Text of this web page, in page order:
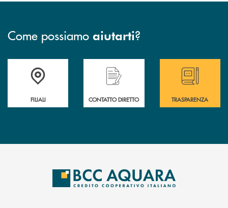
Come possiamo aiutarti?
Trova la filiale più vicina a te
FILIALI
Hai bisogno di assistenza immediata ?
CONTATTO DIRETTO
Hai bisogno di
TRASPARENZA